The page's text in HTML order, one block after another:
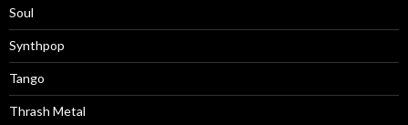
Soul
Synthpop
Tango
Thrash Metal